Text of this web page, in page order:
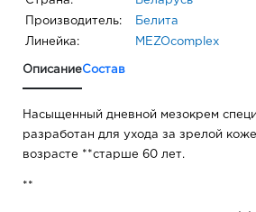
Производитель: Белита
Линейка: MEZOcomplex
ОписаниеСостав
Насыщенный дневной мезокрем
разработан для ухода за зрелой
возрасте **старше 60 лет.
**